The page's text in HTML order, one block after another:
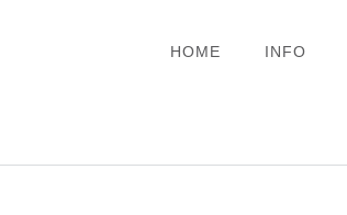
HOME INFO